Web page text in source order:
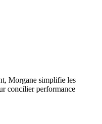
Morgane simplifie les
concilier performance